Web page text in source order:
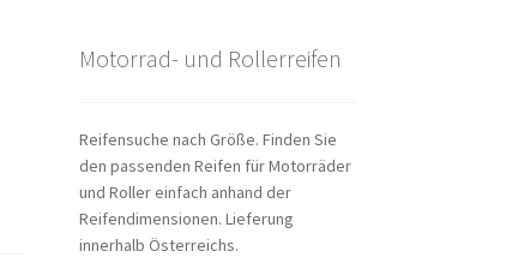
Motorrad- und Rollerreifen
Reifensuche nach Größe. Finden Sie
den passenden Reifen für Motorräder
und Roller einfach anhand der
Reifendimensionen. Lieferung
innerhalb Österreichs.